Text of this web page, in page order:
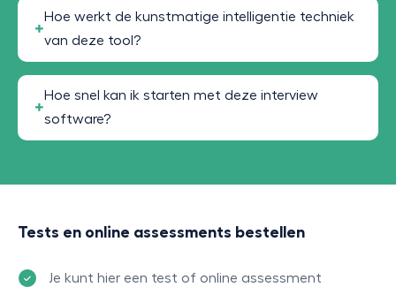
Hoe werkt de kunstmatige intelligentie techniek
van deze tool?
Hoe snel kan ik starten met deze interview
software?
Tests en online assessments bestellen
Je kunt hier een test of online assessment